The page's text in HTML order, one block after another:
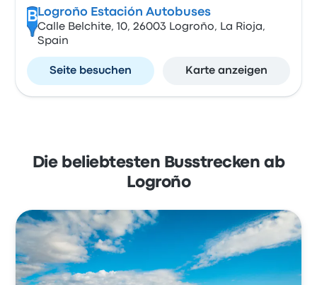
B Logroño Estación Autobuses
Calle Belchite, 10, 26003 Logroño, La Rioja,
Spain
Seite besuchen Karte anzeigen
Die beliebtesten Busstrecken ab
Logroño